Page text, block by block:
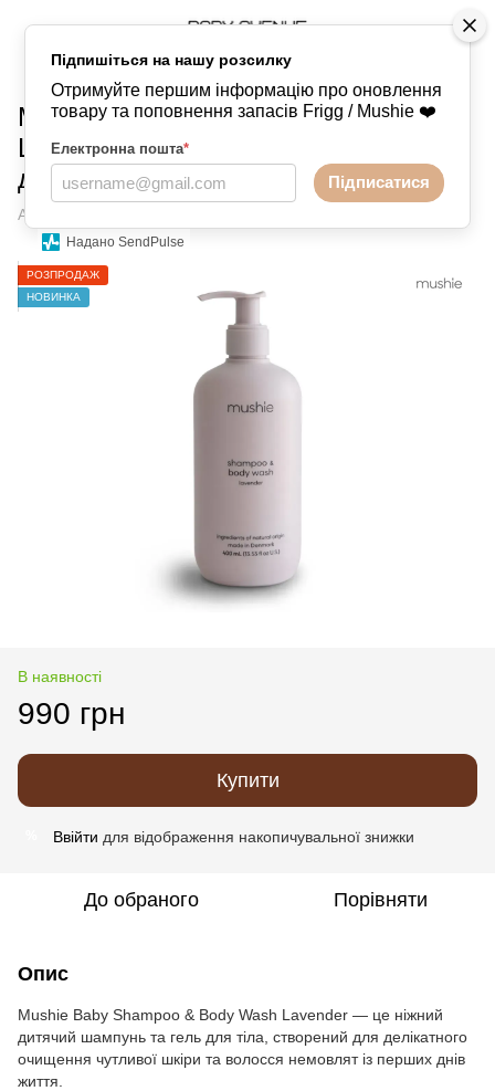
Підпишіться на нашу розсилку
Отримуйте першим інформацію про оновлення
товару та поповнення запасів Frigg / Mushie ❤️
Електронна пошта*
Підписатися
Надано SendPulse
Догляд та купання Догляд та купання Mushie
Mushie Baby Shampoo & Body Wash
Lavender — дитячий шампунь і гель
для тіла
Артикул:
РОЗПРОДАЖ
НОВИНКА
В наявності
990 грн
Купити
Ввійти для відображення накопичувальної знижки
До обраного Порівняти
Опис
Mushie Baby Shampoo & Body Wash Lavender — це ніжний
дитячий шампунь та гель для тіла, створений для делікатного
очищення чутливої шкіри та волосся немовлят із перших днів
життя.